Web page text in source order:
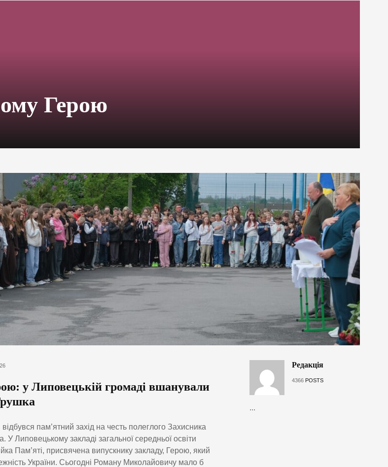
Герою
у Липовецькій громаді вшанували
пам’ятний захід на честь полеглого Захисника
У Липовецькому закладі загальної середньої освіти
Пам’яті, присвячена випускнику закладу, Герою, який
України. Сьогодні Роману Миколайовичу мало б
Редакція
4366 POSTS
...